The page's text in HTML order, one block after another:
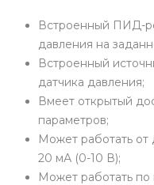
Встроенный ПИД-
давления на
Встроенный
датчика давления;
Вмеет открытый
параметров;
Может работать от
20 мА (0-10 В);
Может работать по